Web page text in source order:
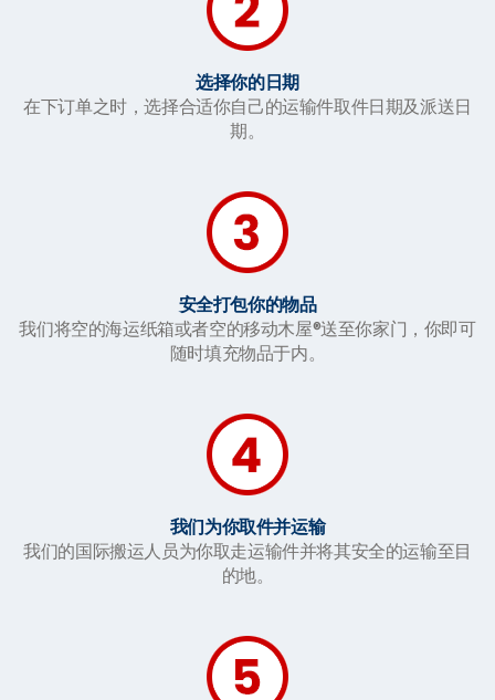
选择你的日期
在下订单之时，选择合适你自己的运输件取件日期及派送日
期。
安全打包你的物品
我们将空的海运纸箱或者空的移动木屋®送至你家门，你即可
随时填充物品于内。
我们为你取件并运输
我们的国际搬运人员为你取走运输件并将其安全的运输至目
的地。